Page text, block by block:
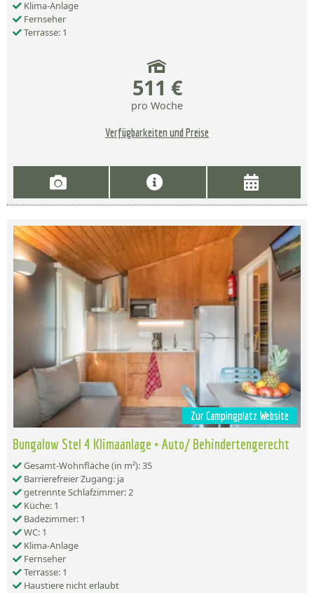
Klima-Anlage
Fernseher
Terrasse: 1
511 €
pro Woche
Verfügbarkeiten und Preise
Zur Campingplatz Website
Bungalow Stel 4 Klimaanlage + Auto/ Behindertengerecht
Gesamt-Wohnfläche (in m²): 35
Barrierefreier Zugang: ja
getrennte Schlafzimmer: 2
Küche: 1
Badezimmer: 1
WC: 1
Klima-Anlage
Fernseher
Terrasse: 1
Haustiere nicht erlaubt